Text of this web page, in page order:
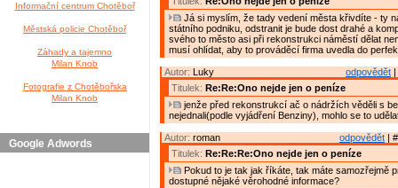
Informační centrum Chotěboř
Městská policie Chotěboř
Záhady a tajemno
Milan Knob
Fotografie z Chotěbořska
Milan Knob
Google Adwords
Já si myslím, že tady vedení města křivdíte - ty
státního podniku, odstranit je bude dost drahé a
svého to město asi při rekonstrukci náměstí dělat
musí ohlídat, aby to prováděcí firma uvedla do
odpovědět
Autor: Luky
Titulek: Re:Re:Ono nejde jen o peníze
jenže před rekonstrukcí ač o nádržích věděli s
nejednali(podle vyjádření Benziny), mohlo se to
odpovědět |
Autor: roman
Titulek: Re:Re:Re:Ono nejde jen o peníze
Pokud to je tak jak říkáte, tak máte samozřejmě
dostupné nějaké věrohodné informace?